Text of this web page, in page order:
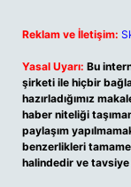
Reklam ve İletişim:
Yasal Uyarı: Bu
şirketi ile hiçbir
hazırladığımız
haber niteliği
paylaşım
benzerlikleri
halindedir ve